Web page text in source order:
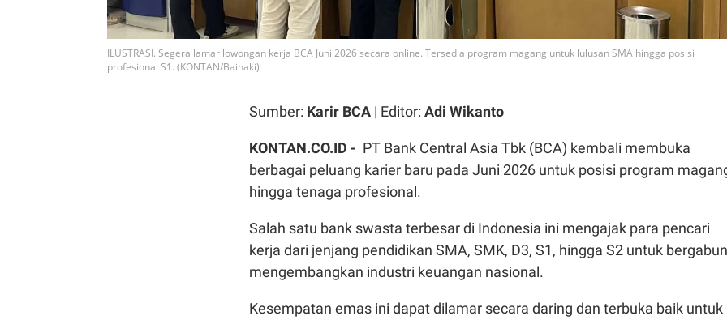
ILUSTRASI. Segera lamar lowongan kerja BCA Juni 2026 secara online. Tersedia program magang untuk lulusan SMA hingga posisi
profesional S1. (KONTAN/Baihaki)
Sumber: Karir BCA | Editor: Adi Wikanto
KONTAN.CO.ID - PT Bank Central Asia Tbk (BCA) kembali membuka
berbagai peluang karier baru pada Juni 2026 untuk posisi program
hingga tenaga profesional.
Salah satu bank swasta terbesar di Indonesia ini mengajak para pencari
kerja dari jenjang pendidikan SMA, SMK, D3, S1, hingga S2 untuk
mengembangkan industri keuangan nasional.
Kesempatan emas ini dapat dilamar secara daring dan terbuka baik untuk